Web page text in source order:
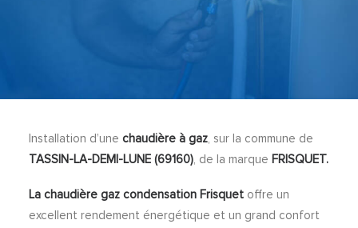
Installation d’une chaudière à gaz, sur la commune de
TASSIN-LA-DEMI-LUNE (69160), de la marque FRISQUET.
La chaudière gaz condensation Frisquet offre un
excellent rendement énergétique et un grand confort